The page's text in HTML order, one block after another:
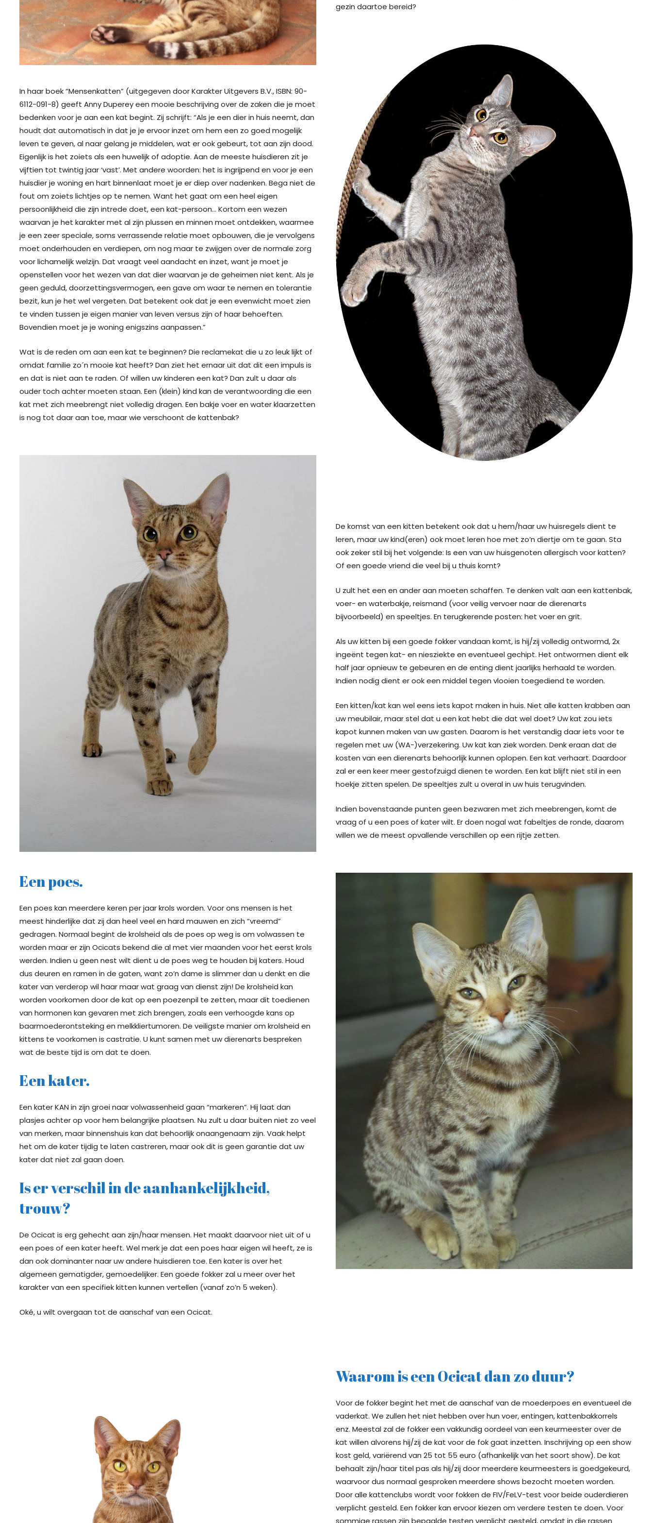
In haar boek “Mensenkatten” (uitgegeven door Karakter Uitgevers B.V., ISBN: 90-
6112-091-8) geeft Anny Duperey een mooie beschrijving over de zaken die je moet
bedenken voor je aan een kat begint. Zij schrijft: “Als je een dier in huis neemt, dan
houdt dat automatisch in dat je je ervoor inzet om hem een zo goed mogelijk
leven te geven, al naar gelang je middelen, wat er ook gebeurt, tot aan zijn dood.
Eigenlijk is het zoiets als een huwelijk of adoptie. Aan de meeste huisdieren zit je
vijftien tot twintig jaar ‘vast’. Met andere woorden: het is ingrijpend en voor je een
huisdier je woning en hart binnenlaat moet je er diep over nadenken. Bega niet de
fout om zoiets lichtjes op te nemen. Want het gaat om een heel eigen
persoonlijkheid die zijn intrede doet, een kat-persoon… Kortom een wezen
waarvan je het karakter met al zijn plussen en minnen moet ontdekken, waarmee
je een zeer speciale, soms verrassende relatie moet opbouwen, die je vervolgens
moet onderhouden en verdiepen, om nog maar te zwijgen over de normale zorg
voor lichamelijk welzijn. Dat vraagt veel aandacht en inzet, want je moet je
openstellen voor het wezen van dat dier waarvan je de geheimen niet kent. Als je
geen geduld, doorzettingsvermogen, een gave om waar te nemen en tolerantie
bezit, kun je het wel vergeten. Dat betekent ook dat je een evenwicht moet zien
te vinden tussen je eigen manier van leven versus zijn of haar behoeften.
Bovendien moet je je woning enigszins aanpassen.”
Wat is de reden om aan een kat te beginnen? Die reclamekat die u zo leuk lijkt of
omdat familie zo´n mooie kat heeft? Dan ziet het ernaar uit dat dit een impuls is
en dat is niet aan te raden. Of willen uw kinderen een kat? Dan zult u daar als
ouder toch achter moeten staan. Een (klein) kind kan de verantwoording die een
kat met zich meebrengt niet volledig dragen. Een bakje voer en water klaarzetten
is nog tot daar aan toe, maar wie verschoont de kattenbak?
Een poes.
Een poes kan meerdere keren per jaar krols worden. Voor ons mensen is het
meest hinderlijke dat zij dan heel veel en hard mauwen en zich “vreemd”
gedragen. Normaal begint de krolsheid als de poes op weg is om volwassen te
worden maar er zijn Ocicats bekend die al met vier maanden voor het eerst krols
werden. Indien u geen nest wilt dient u de poes weg te houden bij katers. Houd
dus deuren en ramen in de gaten, want zo’n dame is slimmer dan u denkt en die
kater van verderop wil haar maar wat graag van dienst zijn! De krolsheid kan
worden voorkomen door de kat op een poezenpil te zetten, maar dit toedienen
van hormonen kan gevaren met zich brengen, zoals een verhoogde kans op
baarmoederontsteking en melkkliertumoren. De veiligste manier om krolsheid en
kittens te voorkomen is castratie. U kunt samen met uw dierenarts bespreken
wat de beste tijd is om dat te doen.
Een kater.
Een kater KAN in zijn groei naar volwassenheid gaan “markeren”. Hij laat dan
plasjes achter op voor hem belangrijke plaatsen. Nu zult u daar buiten niet zo veel
van merken, maar binnenshuis kan dat behoorlijk onaangenaam zijn. Vaak helpt
het om de kater tijdig te laten castreren, maar ook dit is geen garantie dat uw
kater dat niet zal gaan doen.
Is er verschil in de aanhankelijkheid,
trouw?
De Ocicat is erg gehecht aan zijn/haar mensen. Het maakt daarvoor niet uit of u
een poes of een kater heeft. Wel merk je dat een poes haar eigen wil heeft, ze is
dan ook dominanter naar uw andere huisdieren toe. Een kater is over het
algemeen gematigder, gemoedelijker. Een goede fokker zal u meer over het
karakter van een specifiek kitten kunnen vertellen (vanaf zo’n 5 weken).
Oké, u wilt overgaan tot de aanschaf van een Ocicat.
gezin daartoe bereid?
De komst van een kitten betekent ook dat u hem/haar uw huisregels dient te
leren, maar uw kind(eren) ook moet leren hoe met zo’n diertje om te gaan. Sta
ook zeker stil bij het volgende: Is een van uw huisgenoten allergisch voor katten?
Of een goede vriend die veel bij u thuis komt?
U zult het een en ander aan moeten schaffen. Te denken valt aan een kattenbak,
voer- en waterbakje, reismand (voor veilig vervoer naar de dierenarts
bijvoorbeeld) en speeltjes. En terugkerende posten: het voer en grit.
Als uw kitten bij een goede fokker vandaan komt, is hij/zij volledig ontwormd, 2x
ingeënt tegen kat- en niesziekte en eventueel gechipt. Het ontwormen dient elk
half jaar opnieuw te gebeuren en de enting dient jaarlijks herhaald te worden.
Indien nodig dient er ook een middel tegen vlooien toegediend te worden.
Een kitten/kat kan wel eens iets kapot maken in huis. Niet alle katten krabben aan
uw meubilair, maar stel dat u een kat hebt die dat wel doet? Uw kat zou iets
kapot kunnen maken van uw gasten. Daarom is het verstandig daar iets voor te
regelen met uw (WA-)verzekering. Uw kat kan ziek worden. Denk eraan dat de
kosten van een dierenarts behoorlijk kunnen oplopen. Een kat verhaart. Daardoor
zal er een keer meer gestofzuigd dienen te worden. Een kat blijft niet stil in een
hoekje zitten spelen. De speeltjes zult u overal in uw huis terugvinden.
Indien bovenstaande punten geen bezwaren met zich meebrengen, komt de
vraag of u een poes of kater wilt. Er doen nogal wat fabeltjes de ronde, daarom
willen we de meest opvallende verschillen op een rijtje zetten.
Waarom is een Ocicat dan zo duur?
Voor de fokker begint het met de aanschaf van de moederpoes en eventueel de
vaderkat. We zullen het niet hebben over hun voer, entingen, kattenbakkorrels
enz. Meestal zal de fokker een vakkundig oordeel van een keurmeester over de
kat willen alvorens hij/zij de kat voor de fok gaat inzetten. Inschrijving op een show
kost geld, variërend van 25 tot 55 euro (afhankelijk van het soort show). De kat
behaalt zijn/haar titel pas als hij/zij door meerdere keurmeesters is goedgekeurd,
waarvoor dus normaal gesproken meerdere shows bezocht moeten worden.
Door alle kattenclubs wordt voor fokken de FIV/FeLV-test voor beide ouderdieren
verplicht gesteld. Een fokker kan ervoor kiezen om verdere testen te doen. Voor
sommige rassen zijn bepaalde testen verplicht gesteld, omdat in die rassen